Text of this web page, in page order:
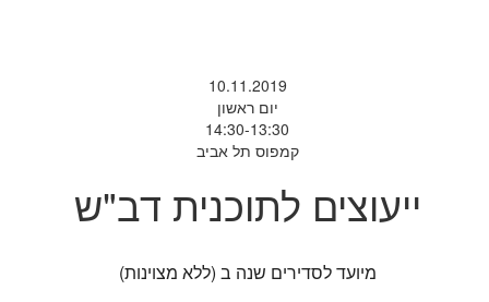
10.11.2019
יום ראשון
14:30-13:30
קמפוס תל אביב
ייעוצים לתוכנית דב"ש
מיועד לסדירים שנה ב (ללא מצוינות)